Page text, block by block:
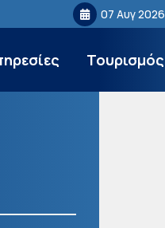
07 Αυγ 2026
Τουρισμός